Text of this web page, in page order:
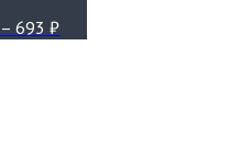
–693₽